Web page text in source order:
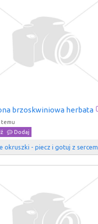
brzoskwiniowa herbata
temu
Dodaj
okruszki - piecz i gotuj z sercem